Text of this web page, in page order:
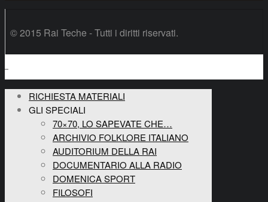
© 2015 Rai Teche - Tutti i diritti riservati.
RICHIESTA MATERIALI
GLI SPECIALI
70×70, LO SAPEVATE CHE…
ARCHIVIO FOLKLORE ITALIANO
AUDITORIUM DELLA RAI
DOCUMENTARIO ALLA RADIO
DOMENICA SPORT
FILOSOFI